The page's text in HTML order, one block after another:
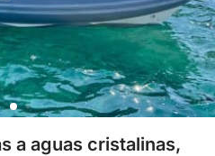
a aguas cristalinas,